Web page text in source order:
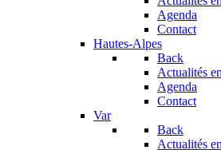
Agenda
Contact
Hautes-Alpes
Back
Actualités
Agenda
Contact
Var
Back
Actualités